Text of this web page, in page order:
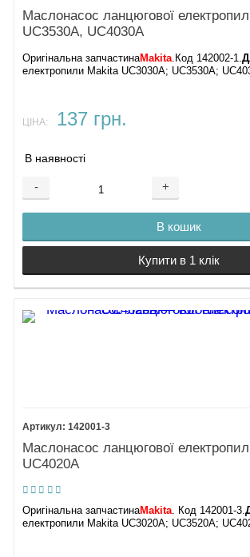
Маслонасос ланцюгової
UC3530A, UC4030A
Оригінальна запчастинаMakita. Код 142002-1.
електропили Makita UC3030A; UC3530A;
ЦІНА: 137 грн.
В наявності
- +
В кошик
Купити в 1 клік
142001-3
Маслонасос ланцюгової
UC4020A
Оригінальна запчастинаMakita. Код 142001-3.
електропили Makita UC3020A; UC3520A;